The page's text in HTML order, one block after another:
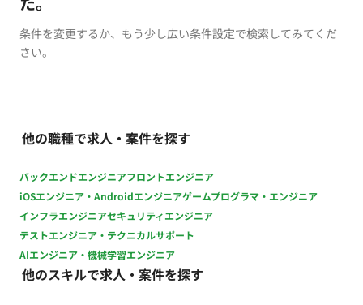
条件を変更するか、もう少し広い条件設定で検索してみてくだ
さい。
他の職種で求人・案件を探す
バックエンドエンジニアフロントエンジニア
iOSエンジニア・Androidエンジニアゲームプログラマ・エンジニア
インフラエンジニアセキュリティエンジニア
テストエンジニア・テクニカルサポート
AIエンジニア・機械学習エンジニア
他のスキルで求人・案件を探す